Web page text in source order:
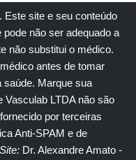
Este site e seu conteúdo
não ser adequado a
não substitui o médico.
médico antes de tomar
saúde. Marque sua
Vasculab LTDA não são
por terceiras
Anti-SPAM e de
Dr. Alexandre Amato -